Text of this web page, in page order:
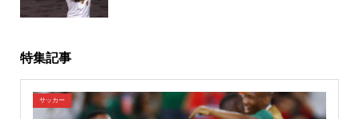
特集記事
サッカー